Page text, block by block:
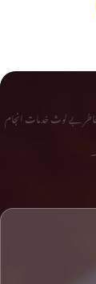
خاطر بے لوث خدمات انجام